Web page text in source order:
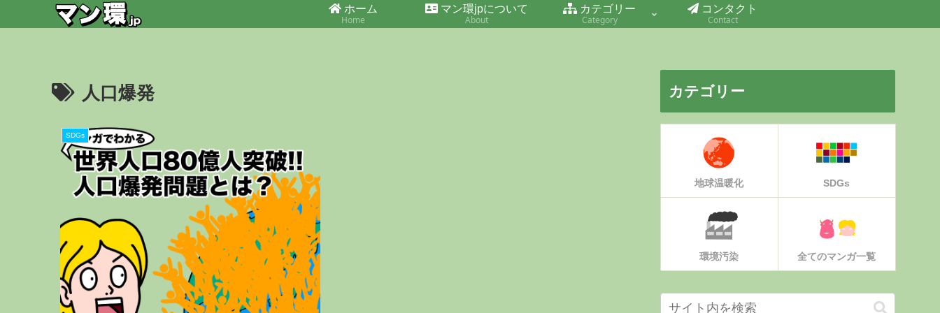
ホーム
Home
マン環jpについて
About
カテゴリー
Category
コンタクト
Contact
人口爆発
SDGs
カテゴリー
地球温暖化 SDGs
環境汚染 全てのマンガ一覧